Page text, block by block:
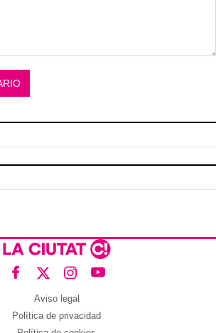
Aviso legal
Política de privacidad